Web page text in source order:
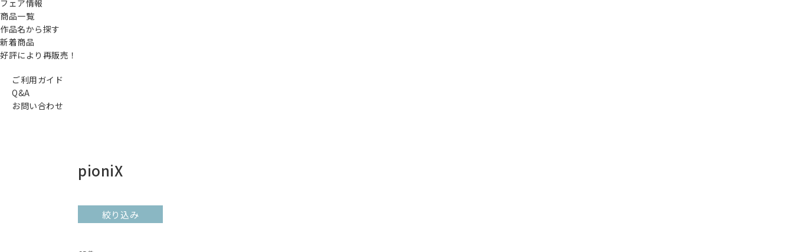
フェア情報
商品一覧
作品名から探す
新着商品
好評により再販売！
ご利用ガイド
Q&A
お問い合わせ
pioniX
絞り込み